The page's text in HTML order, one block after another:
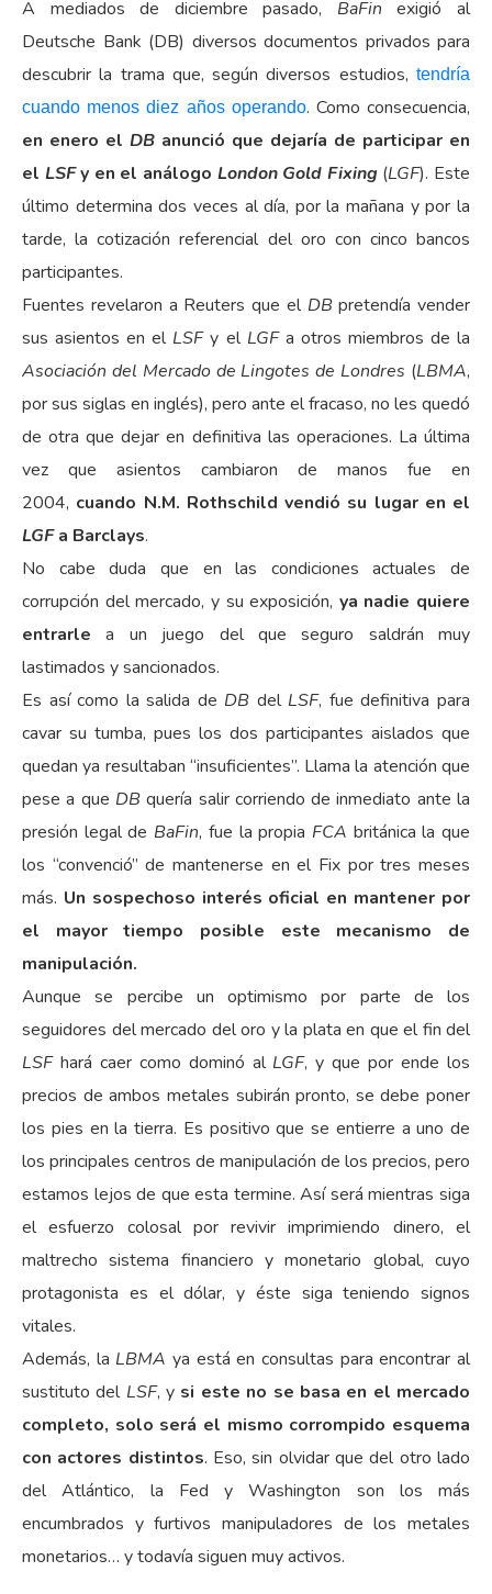
A mediados de diciembre pasado, BaFin exigió al
Deutsche Bank (DB) diversos documentos privados para
descubrir la trama que, según diversos estudios, tendría
cuando menos diez años operando. Como consecuencia,
en enero el DB anunció que dejaría de participar en
el LSFy en el análogo London Gold Fixing (LGF). Este
último determina dos veces al día, por la mañana y por la
tarde, la cotización referencial del oro con cinco bancos
participantes.
Fuentes revelaron a Reuters que el DBpretendía vender
sus asientos en el LSFy el LGF a otros miembros de la
Asociación del Mercado de Lingotes de Londres (LBMA,
por sus siglas en inglés), pero ante el fracaso, no les quedó
de otra que dejar en definitiva las operaciones. La última
vez que asientos cambiaron de manos fue en
2004, cuando N.M. Rothschild vendió su lugar en el
LGFa Barclays.
No cabe duda que en las condiciones actuales de
corrupción del mercado, y su exposición, ya nadie quiere
entrarle a un juego del que seguro saldrán muy
lastimados y sancionados.
Es así como la salida de DB del LSF, fue definitiva para
cavar su tumba, pues los dos participantes aislados que
quedan ya resultaban “insuficientes”. Llama la atención que
pese a que DBquería salir corriendo de inmediato ante la
presión legal de BaFin, fue la propia FCA británica la que
los “convenció” de mantenerse en el Fix por tres meses
más. Un sospechoso interés oficial en mantener por
el mayor tiempo posible este mecanismo de
manipulación.
Aunque se percibe un optimismo por parte de los
seguidores del mercado del oro y la plata en que el fin del
LSFhará caer como dominó al LGF, y que por ende los
precios de ambos metales subirán pronto, se debe poner
los pies en la tierra. Es positivo que se entierre a uno de
los principales centros de manipulación de los precios, pero
estamos lejos de que esta termine. Así será mientras siga
el esfuerzo colosal por revivir imprimiendo dinero, el
maltrecho sistema financiero y monetario global, cuyo
protagonista es el dólar, y éste siga teniendo signos
vitales.
Además, la LBMAya está en consultas para encontrar al
sustituto del LSF, y si este no se basa en el mercado
completo, solo será el mismo corrompido esquema
con actores distintos. Eso, sin olvidar que del otro lado
del Atlántico, la Fed y Washington son los más
encumbrados y furtivos manipuladores de los metales
monetarios… y todavía siguen muy activos.